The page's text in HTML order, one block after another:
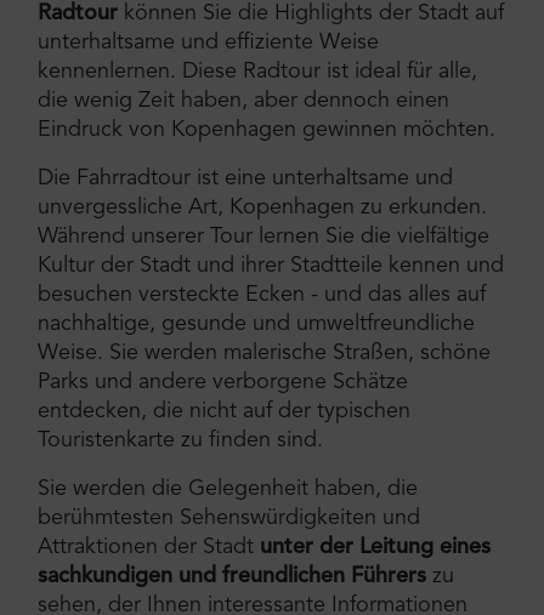
Radtour können Sie die Highlights der Stadt auf
unterhaltsame und effiziente Weise
kennenlernen. Diese Radtour ist ideal für alle,
die wenig Zeit haben, aber dennoch einen
Eindruck von Kopenhagen gewinnen möchten.
Die Fahrradtour ist eine unterhaltsame und
unvergessliche Art, Kopenhagen zu erkunden.
Während unserer Tour lernen Sie die vielfältige
Kultur der Stadt und ihrer Stadtteile kennen und
besuchen versteckte Ecken - und das alles auf
nachhaltige, gesunde und umweltfreundliche
Weise. Sie werden malerische Straßen, schöne
Parks und andere verborgene Schätze
entdecken, die nicht auf der typischen
Touristenkarte zu finden sind.
Sie werden die Gelegenheit haben, die
berühmtesten Sehenswürdigkeiten und
Attraktionen der Stadt unter der Leitung eines
sachkundigen und freundlichen Führers zu
sehen, der Ihnen interessante Informationen